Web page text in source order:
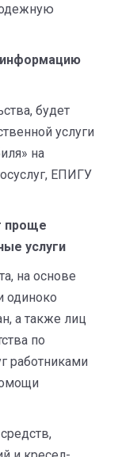
информацию
будет
услуги
на
ЕПИГУ
проще
услуги
на основе
одиноко
а также лиц
по
работниками